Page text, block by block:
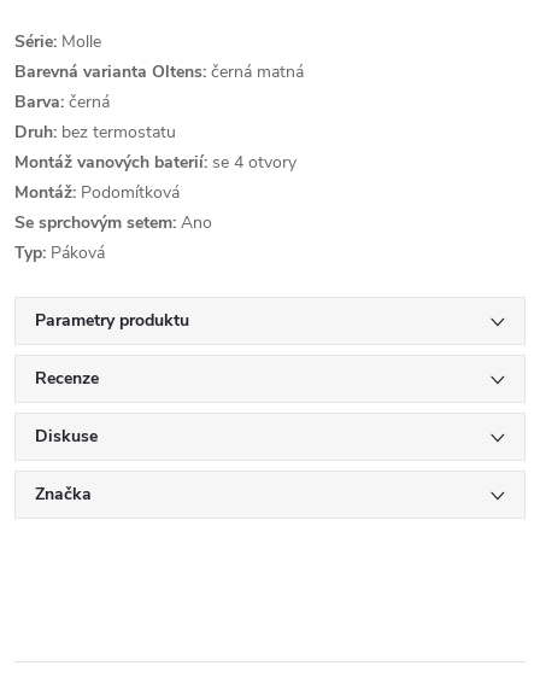
Série: Molle
Barevná varianta Oltens: černá matná
Barva: černá
Druh: bez termostatu
Montáž vanových baterií: se 4 otvory
Montáž: Podomítková
Se sprchovým setem: Ano
Typ: Páková
Parametry produktu
Recenze
Diskuse
Značka